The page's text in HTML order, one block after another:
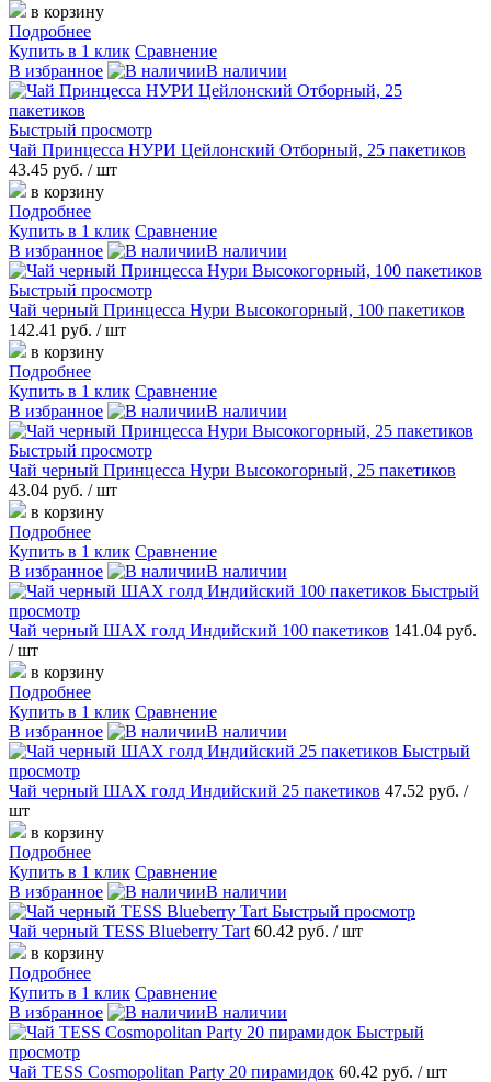
в корзину
Подробнее
Купить в 1 клик Сравнение
В избранное
В наличии
Быстрый просмотр
Чай Принцесса НУРИ Цейлонский Отборный, 25 пакетиков
43.45 руб. / шт
в корзину
Подробнее
Купить в 1 клик Сравнение
В избранное
В наличии
Быстрый просмотр
Чай черный Принцесса Нури Высокогорный, 100 пакетиков
142.41 руб. / шт
в корзину
Подробнее
Купить в 1 клик Сравнение
В избранное
В наличии
Быстрый просмотр
Чай черный Принцесса Нури Высокогорный, 25 пакетиков
43.04 руб. / шт
в корзину
Подробнее
Купить в 1 клик Сравнение
В избранное
В наличии
Быстрый
просмотр
Чай черный ШАХ голд Индийский 100 пакетиков 141.04 руб.
/ шт
в корзину
Подробнее
Купить в 1 клик Сравнение
В избранное
В наличии
Быстрый
просмотр
Чай черный ШАХ голд Индийский 25 пакетиков 47.52 руб. /
шт
в корзину
Подробнее
Купить в 1 клик Сравнение
В избранное
В наличии
Быстрый просмотр
Чай черный TESS Blueberry Tart 60.42 руб. / шт
в корзину
Подробнее
Купить в 1 клик Сравнение
В избранное
В наличии
Быстрый
просмотр
Чай TESS Cosmopolitan Party 20 пирамидок 60.42 руб. / шт